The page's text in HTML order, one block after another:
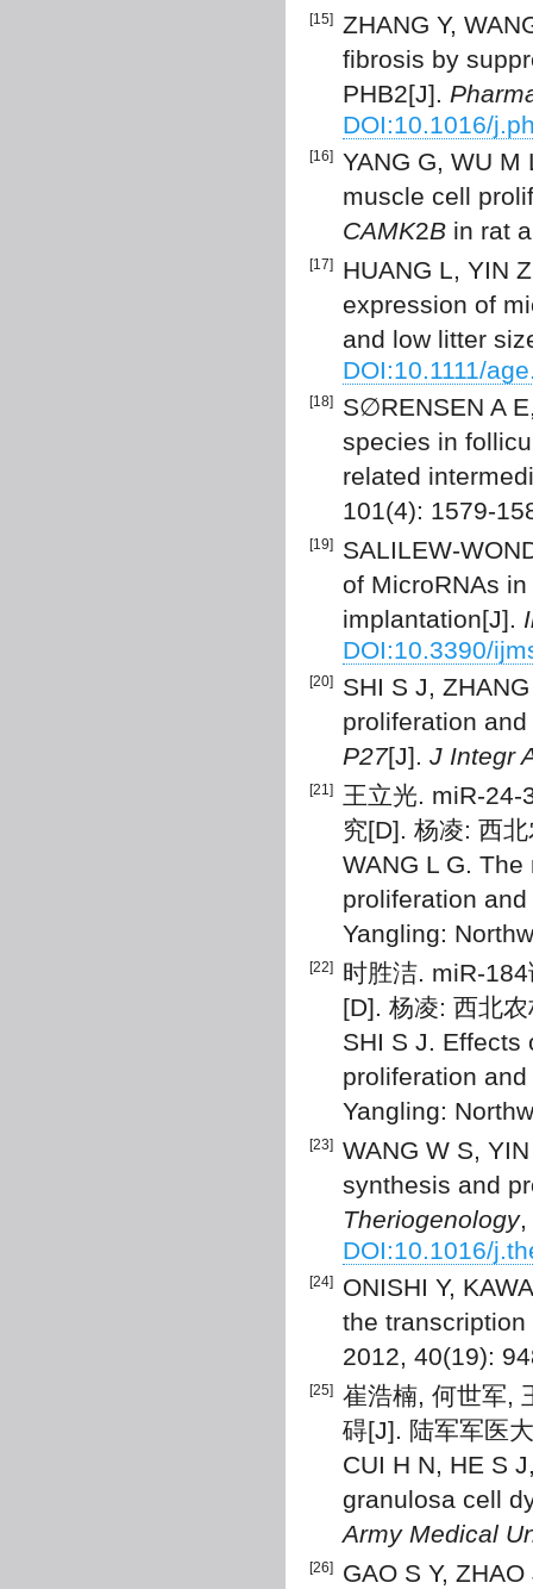
[15]
ZHANG Y,
fibrosis by
PHB2[J].
DOI:10.1016/
[16]
YANG G, WU
muscle cell
CAMK2B in rat
[17]
HUANG L, YIN
expression of
and low litter
DOI:10.1111/
[18]
S∅RENSEN A
species in
related
101(4): 1579-
[19]
SALILEW-
of MicroRNAs
implantation[J].
DOI:10.3390/
[20]
SHI S J,
proliferation
P27[J]. J Integr
[21]
王立光. miR-24-
究[D]. 杨凌: 西
WANG L G.
proliferation
Yangling:
[22]
时胜洁. miR-
[D]. 杨凌: 西北
SHI S J. Effects
proliferation
Yangling:
[23]
WANG W S,
synthesis and
Theriogenology,
DOI:10.1016/
[24]
ONISHI Y,
the
2012, 40(19):
[25]
崔浩楠, 何世军,
碍[J]. 陆军军医
CUI H N, HE S
granulosa cell
Army Medical
[26] GAO S Y,